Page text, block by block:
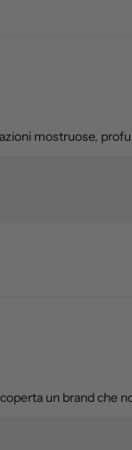
mostruose,
un brand che